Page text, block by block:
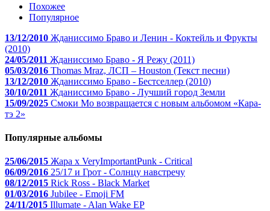
Похожее
Популярное
13/12/2010 Жданиссимо Браво и Ленин - Коктейль и Фрукты
(2010)
24/05/2011 Жданиссимо Браво - Я Режу (2011)
05/03/2016 Thomas Mraz, ЛСП – Houston (Текст песни)
13/12/2010 Жданиссимо Браво - Бестселлер (2010)
30/10/2011 Жданиссимо Браво - Лучший город Земли
15/09/2025 Смоки Мо возвращается с новым альбомом «Кара-
тэ 2»
Популярные альбомы
25/06/2015 Жара x VeryImportantPunk - Critical
06/09/2016 25/17 и Грот - Солнцу навстречу
08/12/2015 Rick Ross - Black Market
01/03/2016 Jubilee - Emoji FM
24/11/2015 Illumate - Alan Wake EP